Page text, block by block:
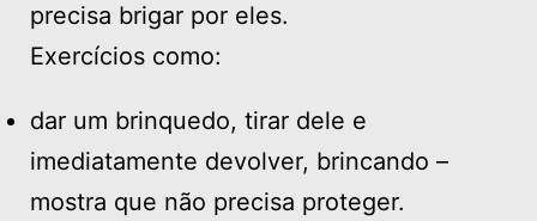
precisa brigar por eles.
Exercícios como:
dar um brinquedo, tirar dele e
imediatamente devolver, brincando –
mostra que não precisa proteger.